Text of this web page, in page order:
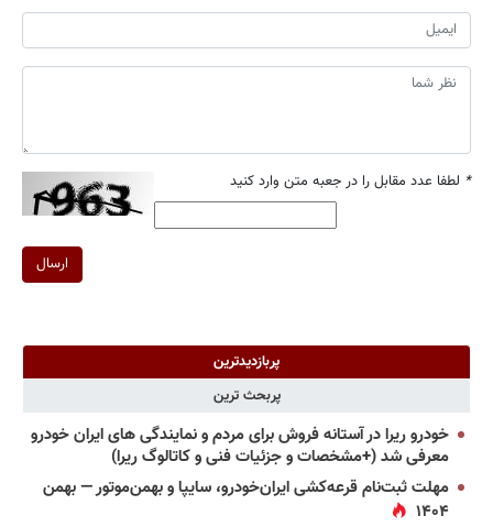
* لطفا عدد مقابل را در جعبه متن وارد کنید
ارسال
پربازدیدترین
پربحث ترین
خودرو ریرا در آستانه فروش برای مردم و نمایندگی های ایران خودرو
معرفی شد (+مشخصات و جزئیات فنی و کاتالوگ ریرا)
مهلت ثبت‌نام قرعه‌کشی ایران‌خودرو، سایپا و بهمن‌موتور — بهمن
۱۴۰۴